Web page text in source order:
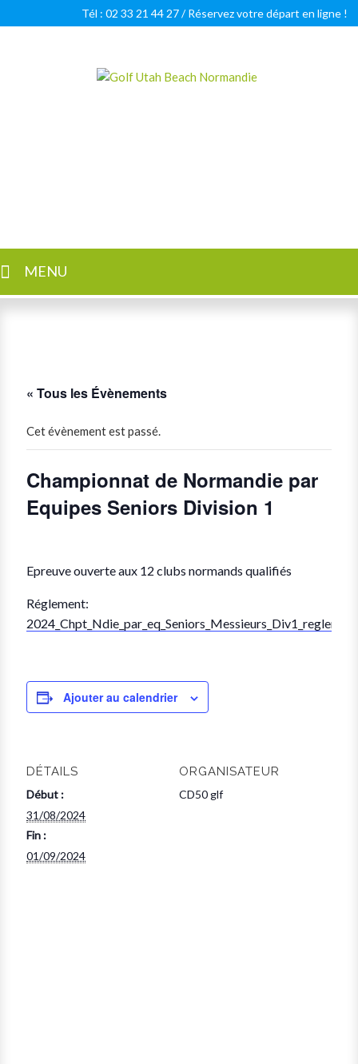
Tél : 02 33 21 44 27 /Réservez votre départ en ligne !
MENU
« Tous les Évènements
Cet évènement est passé.
Championnat de Normandie par
Equipes Seniors Division 1
Epreuve ouverte aux 12 clubs normands qualifiés
Réglement:
Ajouter au calendrier
DÉTAILS
Début :
31/08/2024
Fin :
01/09/2024
ORGANISATEUR
CD50 glf